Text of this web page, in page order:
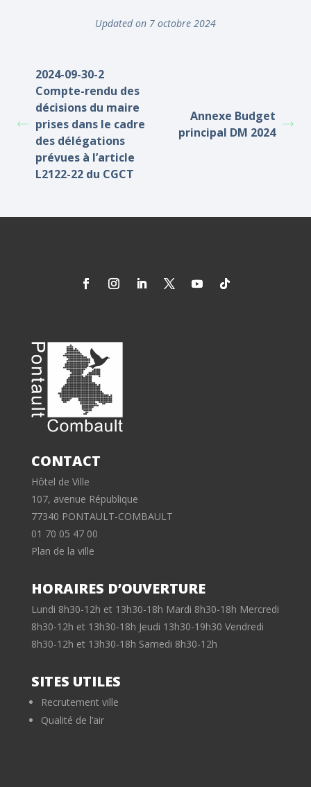
Updated on 7 octobre 2024
2024-09-30-2
Compte-rendu des
décisions du maire
prises dans le cadre
des délégations
prévues à l’article
L2122-22 du CGCT
Annexe Budget
principal DM 2024
CONTACT
Hôtel de Ville
107, avenue République
77340 PONTAULT-COMBAULT
01 70 05 47 00
Plan de la ville
HORAIRES D’OUVERTURE
Lundi 8h30-12h et 13h30-18h Mardi 8h30-18h Mercredi
8h30-12h et 13h30-18h Jeudi 13h30-19h30 Vendredi
8h30-12h et 13h30-18h Samedi 8h30-12h
SITES UTILES
Recrutement ville
Qualité de l’air